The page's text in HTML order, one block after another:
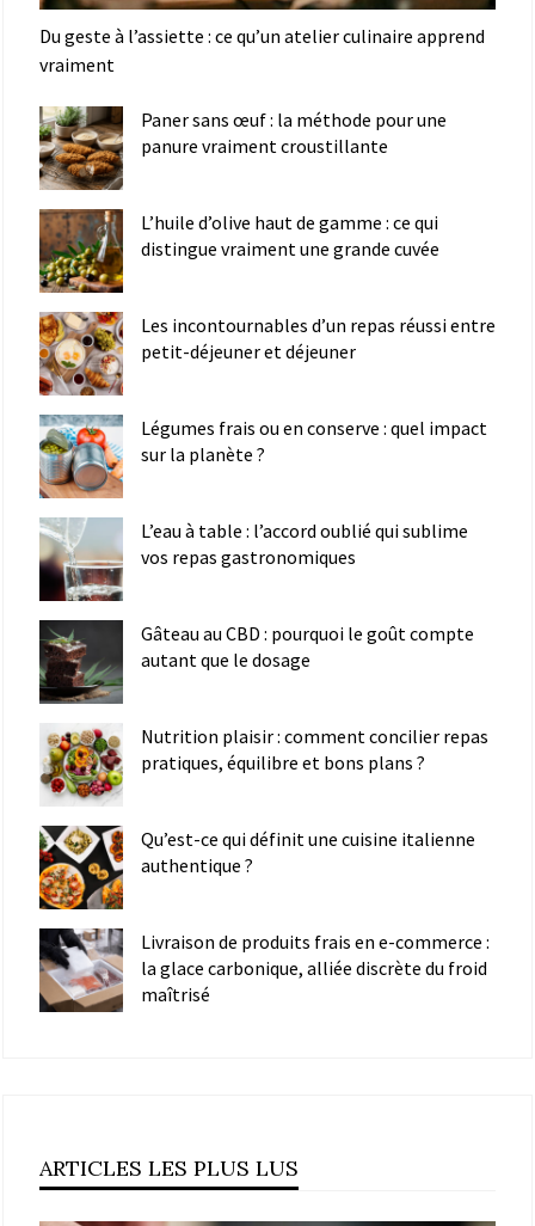
Du geste à l’assiette : ce qu’un atelier culinaire apprend
vraiment
Paner sans œuf : la méthode pour une
panure vraiment croustillante
L’huile d’olive haut de gamme : ce qui
distingue vraiment une grande cuvée
Les incontournables d’un repas réussi entre
petit-déjeuner et déjeuner
Légumes frais ou en conserve : quel impact
sur la planète ?
L’eau à table : l’accord oublié qui sublime
vos repas gastronomiques
Gâteau au CBD : pourquoi le goût compte
autant que le dosage
Nutrition plaisir : comment concilier repas
pratiques, équilibre et bons plans ?
Qu’est-ce qui définit une cuisine italienne
authentique ?
Livraison de produits frais en e-commerce :
la glace carbonique, alliée discrète du froid
maîtrisé
ARTICLES LES PLUS LUS